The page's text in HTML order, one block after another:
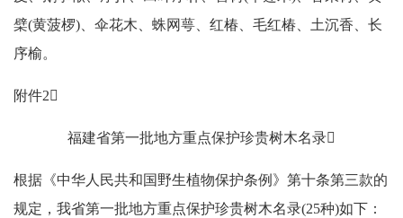
檗(黄菠椤)、伞花木、蛛网萼、红椿、毛红椿、土沉香、长
序榆。
附件2
福建省第一批地方重点保护珍贵树木名录
根据《中华人民共和国野生植物保护条例》第十条第三款的
规定，我省第一批地方重点保护珍贵树木名录(25种)如下：